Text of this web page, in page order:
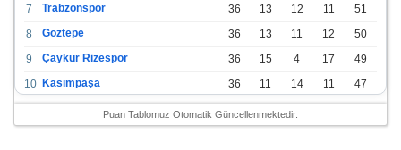
7
Trabzonspor 36 13 12 11
51
8
Göztepe 36 13 11 12
50
9
Çaykur Rizespor 36 15 4 17
49
10 Kasımpaşa 36 11 14 11
47
Konyaspor Puan Tablomuz Otomatik Güncellenmektedir.